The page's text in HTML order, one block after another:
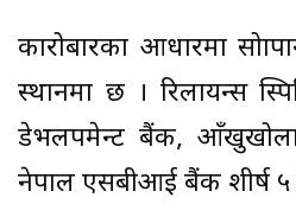
कारोबारका आधारमा
स्थानमा छ । रिलायन्स
डेभलपमेन्ट बैंक, आँखुखोला
नेपाल एसबीआई बैंक शीर्ष ५